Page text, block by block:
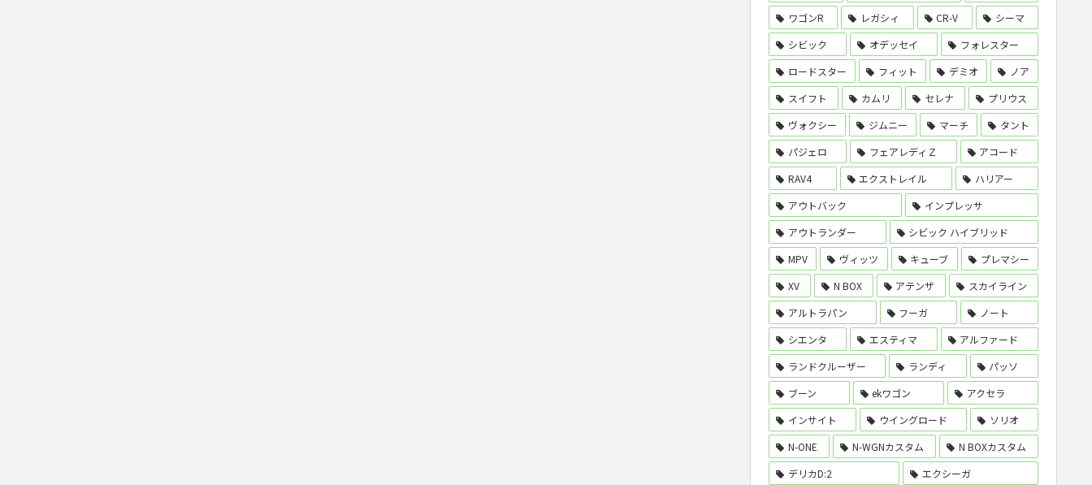
ワゴンR
レガシィ CR-V
シーマ
シビック
オデッセイ
フォレスター
ロードスター
フィット デミオ
ノア
スイフト
カムリ セレナ
プリウス
ヴォクシー
ジムニー マーチ
タント
パジェロ
フェアレディＺ
アコード
RAV4
エクストレイル
ハリアー
アウトバック
インプレッサ
アウトランダー
シビック ハイブリッド
MPV
ヴィッツ キューブ
プレマシー
XV
N BOX アテンザ
スカイライン
アルトラパン
フーガ
ノート
シエンタ
エスティマ
アルファード
ランドクルーザー
ランディ
パッソ
ブーン
ekワゴン
アクセラ
インサイト
ウイングロード
ソリオ
N-ONE
N-WGNカスタム
N BOXカスタム
デリカD:2
エクシーガ